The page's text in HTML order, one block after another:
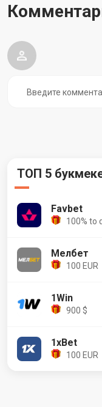
ТОП 5
Favbet
100% to
Мелбет
100 EUR
1Win
900 $
1xBet
100 EUR